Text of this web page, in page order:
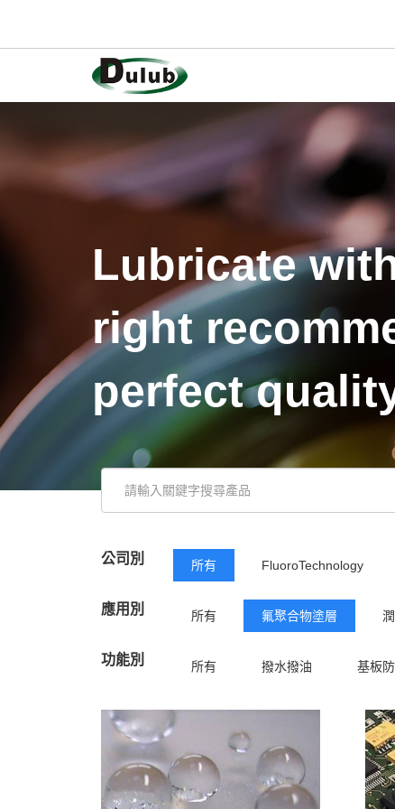
Lubricate
right
perfect
公司別 所有 FluoroTechnology
應用別 所有 氟聚合物塗層
功能別 所有 撥水撥油 基板